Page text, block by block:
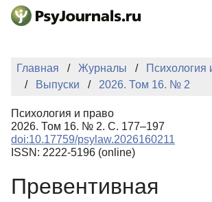
Перейти к основному содержанию
НОВОСТИ
ИЗДАНИЯ
ПОДАТЬ РУКОПИСЬ
БАЗА ЗНАНИЙ
КЛЮЧЕВЫЕ СЛОВА
Регистрация
Главная Журналы
Психология
Выпуски
2026. Том 16. № 2
Психология и право
2026. Том 16. № 2. С. 177–197
doi:10.17759/psylaw.2026160211
ISSN: 2222-5196 (online)
Превентивная